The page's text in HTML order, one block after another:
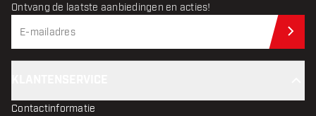
Ontvang de laatste aanbiedingen en acties!
Contactinformatie